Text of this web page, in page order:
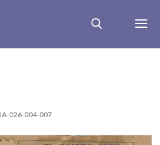
IA-026-004-007